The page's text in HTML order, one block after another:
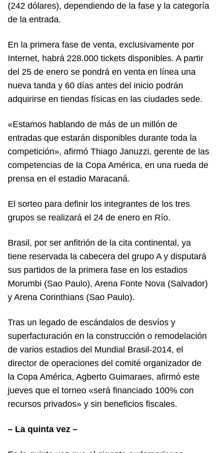
(242 dólares), dependiendo de la fase y la categoría
de la entrada.
En la primera fase de venta, exclusivamente por
Internet, habrá 228.000 tickets disponibles. A partir
del 25 de enero se pondrá en venta en línea una
nueva tanda y 60 días antes del inicio podrán
adquirirse en tiendas físicas en las ciudades sede.
«Estamos hablando de más de un millón de
entradas que estarán disponibles durante toda la
competición», afirmó Thiago Januzzi, gerente de las
competencias de la Copa América, en una rueda de
prensa en el estadio Maracaná.
El sorteo para definir los integrantes de los tres
grupos se realizará el 24 de enero en Río.
Brasil, por ser anfitrión de la cita continental, ya
tiene reservada la cabecera del grupo A y disputará
sus partidos de la primera fase en los estadios
Morumbi (Sao Paulo), Arena Fonte Nova (Salvador)
y Arena Corinthians (Sao Paulo).
Tras un legado de escándalos de desvíos y
superfacturación en la construcción o remodelación
de varios estadios del Mundial Brasil-2014, el
director de operaciones del comité organizador de
la Copa América, Agberto Guimaraes, afirmó este
jueves que el torneo «será financiado 100% con
recursos privados» y sin beneficios fiscales.
– La quinta vez –